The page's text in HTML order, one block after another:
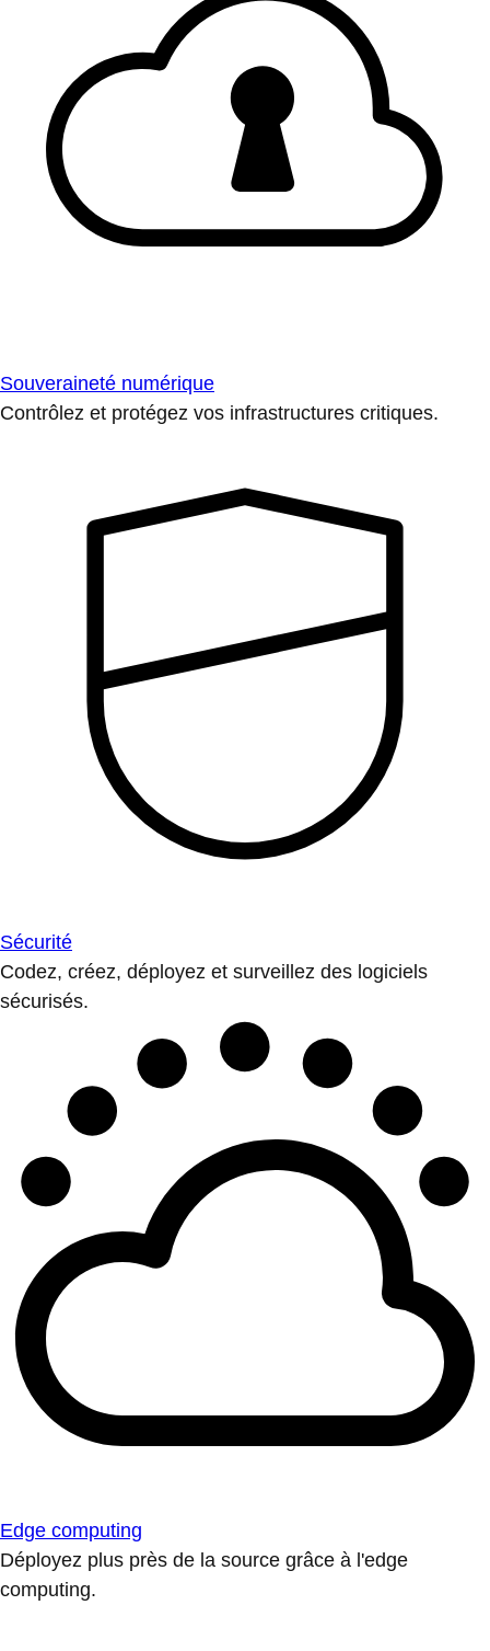
Souveraineté numérique
Contrôlez et protégez vos infrastructures critiques.
Sécurité
Codez, créez, déployez et surveillez des logiciels
sécurisés.
Edge computing
Déployez plus près de la source grâce à l'edge
computing.